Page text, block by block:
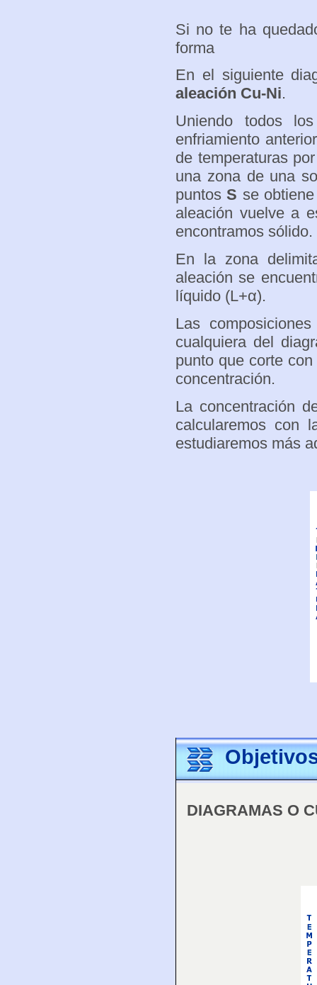
Si no te ha
forma
En el siguiente
aleación Cu-Ni.
Uniendo todos
enfriamiento
de temperaturas
una zona de una
puntosS se
aleación vuelve a
encontramos sólido.
En la zona
aleación se
líquido (L+α).
Las
cualquiera del
punto que corte
concentración.
La concentración
calcularemos con
estudiaremos más
DIAGRAMAS O